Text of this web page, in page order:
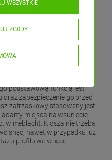
podstawową funkcją jest
zabezpieczenie go przed
zatrzaskowy stosowany jest
miejsca na wsunięcie
w meblach). Klosza nie trzeba
nawet w przypadku już
profilu we wnęce.
ZGODY
WSZYSTKIE